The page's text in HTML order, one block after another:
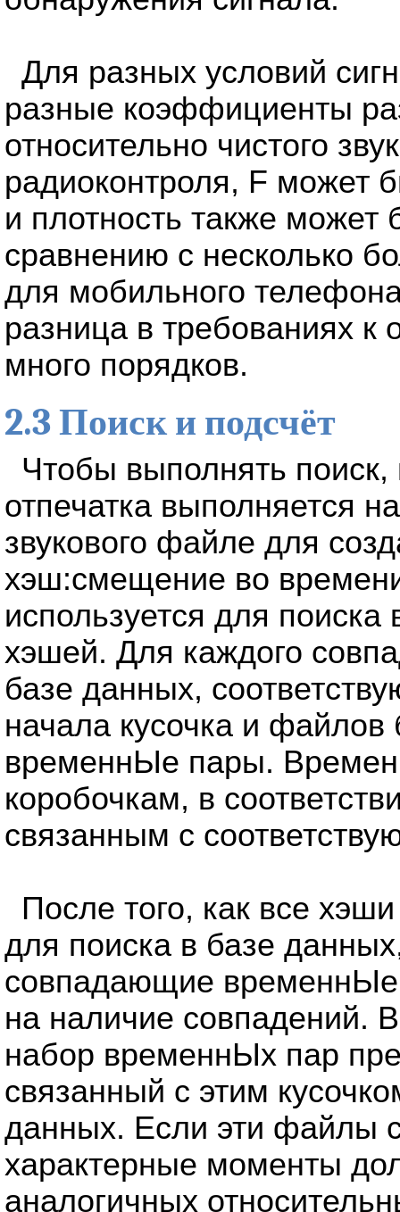
Для разных условий
разные коэффициенты
относительно чистого
радиоконтроля, F может
и плотность также
сравнению с несколько
для мобильного
разница в требованиях к
много порядков.
2.3 Поиск и подсчёт
Чтобы выполнять
отпечатка выполняется
звукового файле для
хэш:смещение во
используется для
хэшей. Для каждого
базе данных,
начала кусочка и
временнЫе пары.
коробочкам, в
связанным с
После того, как все
для поиска в базе
совпадающие временнЫе
на наличие совпадений.
набор временнЫх пар
связанный с этим
данных. Если эти файлы
характерные моменты
аналогичных